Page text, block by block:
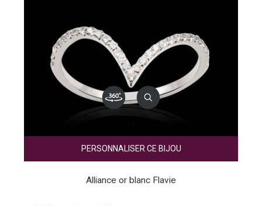
PERSONNALISER CE BIJOU
Alliance or blanc Flavie